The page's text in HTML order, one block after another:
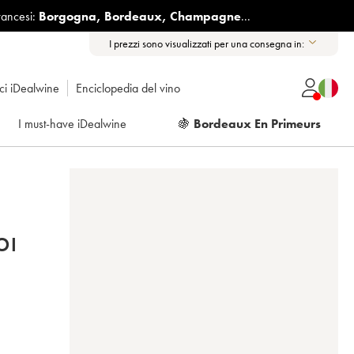
Borgogna, Bordeaux, Champagne...
I prezzi sono visualizzati per una consegna in:
iDealwine Enciclopedia del vino
I must-have iDealwine 🍇 Bordeaux En Primeurs